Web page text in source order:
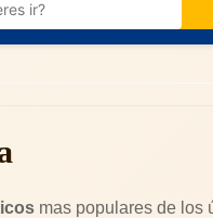
mas populares de los